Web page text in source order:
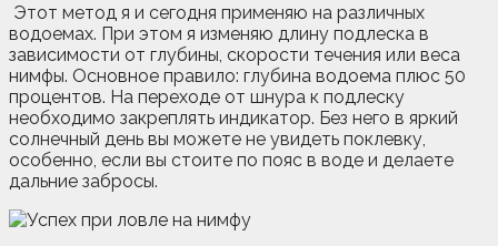
Этот метод я и сегодня применяю на различных
водоемах. При этом я изменяю длину подлеска в
зависимости от глубины, скорости течения или веса
нимфы. Основное правило: глубина водоема плюс 50
процентов. На переходе от шнура к подлеску
необходимо закреплять индикатор. Без него в яркий
солнечный день вы можете не увидеть поклевку,
особенно, если вы стоите по пояс в воде и делаете
дальние забросы.